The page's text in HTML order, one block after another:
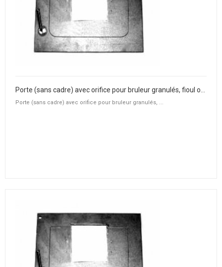
Porte (sans cadre) avec orifice pour bruleur granulés, ...